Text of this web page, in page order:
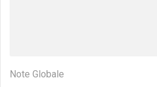
Note Globale